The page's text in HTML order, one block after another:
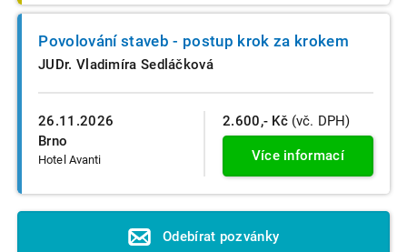
26.11.2026
Brno
Hotel Avanti
Povolování staveb - postup krok za krokem
JUDr. Vladimíra Sedláčková
2.600,- Kč (vč. DPH)
Více informací
Odebírat pozvánky